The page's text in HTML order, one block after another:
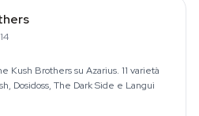
Kush Brothers su Azarius. 11 varietà
Dosidoss, The Dark Side e Langui